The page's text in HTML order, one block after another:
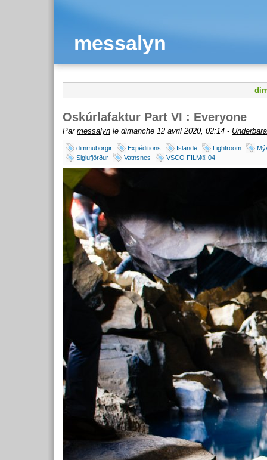
messalyn
Oskúrlafaktur Part VI : Everyone
Par messalyn le dimanche 12 avril 2020, 02:14 -
dimmuborgir Expéditions Islande Lightroom
Siglufjörður
Vatnsnes VSCO FILM® 04